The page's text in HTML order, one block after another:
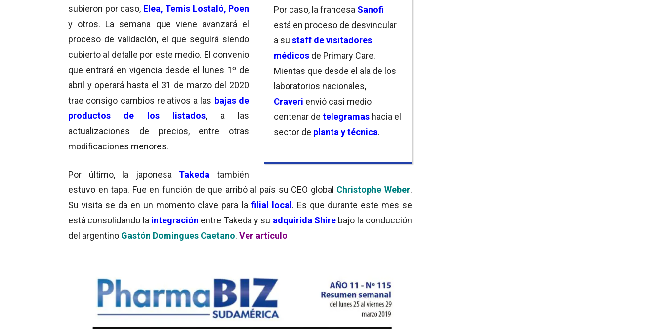
Por caso, la francesa Sanofi
está en proceso de desvincular
a su staff de visitadores
médicos de Primary Care.
Mientas que desde el ala de los
laboratorios nacionales,
Craveri envió casi medio
centenar de telegramas hacia el
sector de planta y técnica.
subieron por caso, Elea, Temis Lostaló, Poen
y otros. La semana que viene avanzará el
proceso de validación, el que seguirá siendo
cubierto al detalle por este medio. El convenio
que entrará en vigencia desde el lunes 1º de
abril y operará hasta el 31 de marzo del 2020
trae consigo cambios relativos a las bajas de
productos de los listados, a las
actualizaciones de precios, entre otras
modificaciones menores.
Por último, la japonesa Takeda
también
estuvo en tapa. Fue en función de que arribó al país su CEO global Christophe Weber.
Su visita se da en un momento clave para la filial local. Es que durante este mes se
está consolidando la integración entre Takeda y su adquirida Shire bajo la conducción
del argentino Gastón Domingues Caetano. Ver artículo